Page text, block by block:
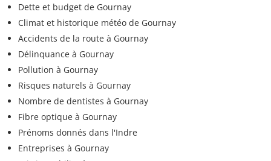
Dette et budget de Gournay
Climat et historique météo de Gournay
Accidents de la route à Gournay
Délinquance à Gournay
Pollution à Gournay
Risques naturels à Gournay
Nombre de dentistes à Gournay
Fibre optique à Gournay
Prénoms donnés dans l'Indre
Entreprises à Gournay